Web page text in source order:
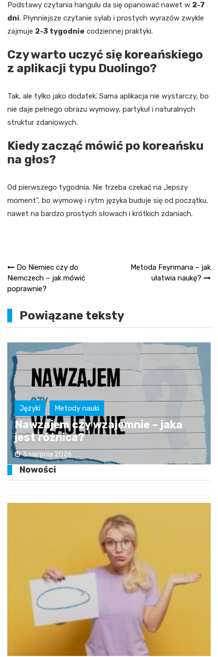
Podstawy czytania hangulu da się opanować nawet w 2-7
dni. Płynniejsze czytanie sylab i prostych wyrazów zwykle
zajmuje 2-3 tygodnie codziennej praktyki.
Czy warto uczyć się koreańskiego
z aplikacji typu Duolingo?
Tak, ale tylko jako dodatek. Sama aplikacja nie wystarczy, bo
nie daje pełnego obrazu wymowy, partykuł i naturalnych
struktur zdaniowych.
Kiedy zacząć mówić po koreańsku
na głos?
Od pierwszego tygodnia. Nie trzeba czekać na „lepszy
moment”, bo wymowę i rytm języka buduje się od początku,
nawet na bardzo prostych słowach i krótkich zdaniach.
Nawigacja
wpisu
Do Niemiec czy do
Niemczech – jak mówić
poprawnie?
Metoda Feynmana – jak
ułatwia naukę?
Powiązane teksty
Języki Metody nauki
Nawzajem czy wzajemnie – jaka
jest różnica?
5 sierpnia 2026
Nowości